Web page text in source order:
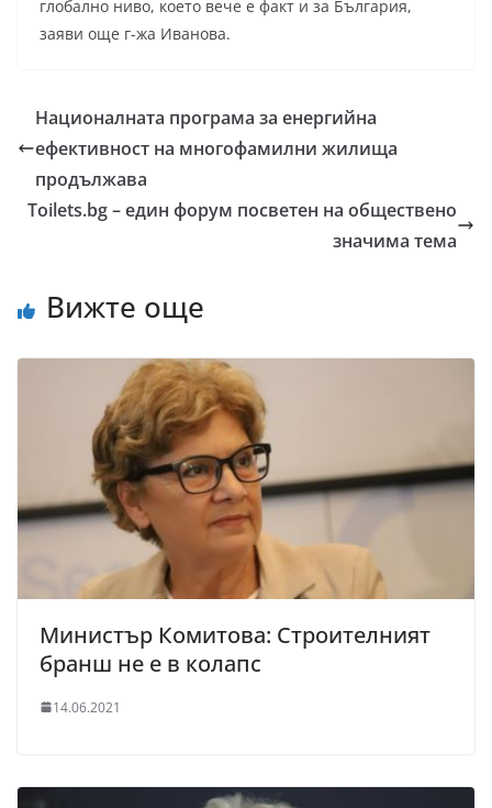
глобално ниво, което вече е факт и за България,
заяви още г-жа Иванова.
Националната програма за енергийна
ефективност на многофамилни жилища
продължава
Toilets.bg – един форум посветен на обществено
значима тема
Вижте още
Министър Комитова: Строителният
бранш не е в колапс
14.06.2021